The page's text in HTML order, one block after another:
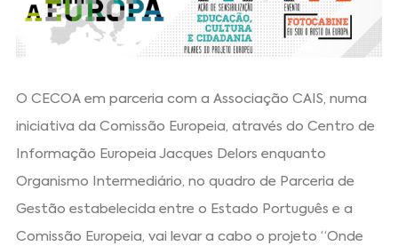
O CECOA em parceria com a Associação CAIS, numa
iniciativa da Comissão Europeia, através do Centro de
Informação Europeia Jacques Delors enquanto
Organismo Intermediário, no quadro de Parceria de
Gestão estabelecida entre o Estado Português e a
Comissão Europeia, vai levar a cabo o projeto “Onde